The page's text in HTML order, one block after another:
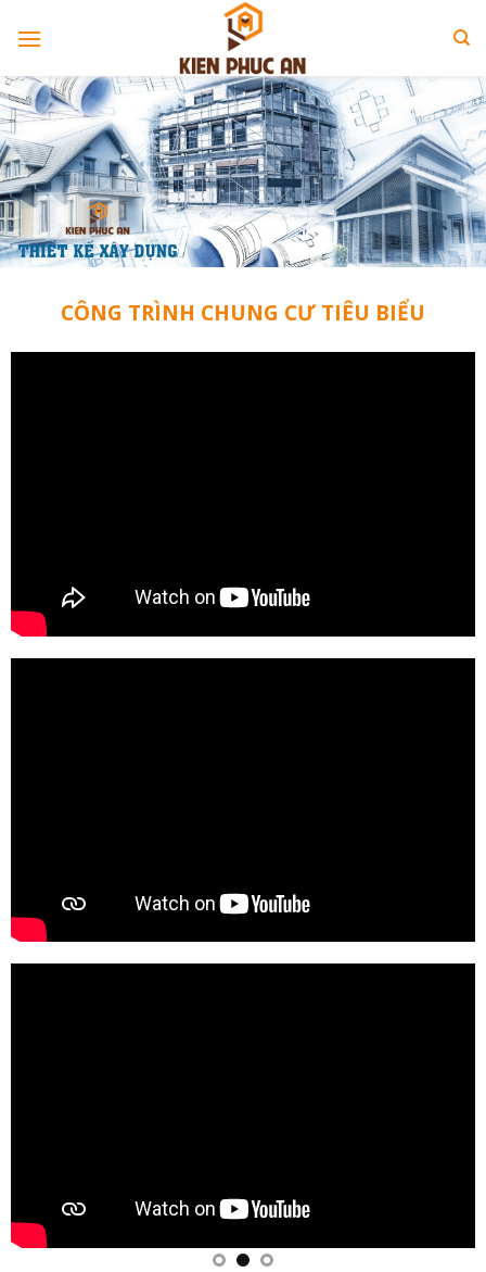
CÔNG TRÌNH CHUNG CƯ TIÊU BIỂU